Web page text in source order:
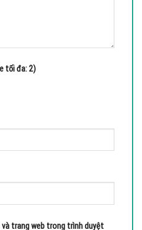
tối đa: 2)
trang web trong trình duyệt